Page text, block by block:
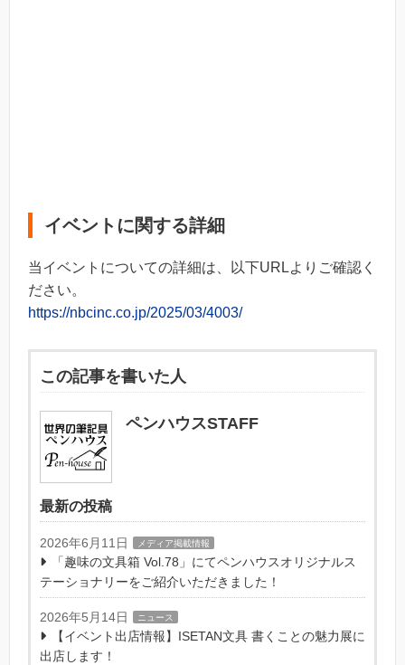
イベントに関する詳細
当イベントについての詳細は、以下URLよりご確認く
ださい。
https://nbcinc.co.jp/2025/03/4003/
この記事を書いた人
ペンハウスSTAFF
最新の投稿
2026年6月11日 メディア掲載情報
「趣味の文具箱 Vol.78」にてペンハウスオリジナルス
テーショナリーをご紹介いただきました！
2026年5月14日 ニュース
【イベント出店情報】ISETAN文具 書くことの魅力展に
出店します！